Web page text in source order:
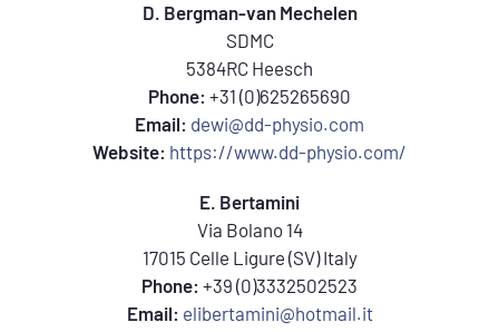
D. Bergman-van Mechelen
SDMC
5384RC Heesch
Phone: +31 (0)625265690
Email: dewi@dd-physio.com
Website: https://www.dd-physio.com/
E. Bertamini
Via Bolano 14
17015 Celle Ligure (SV) Italy
Phone: +39 (0)3332502523
Email: elibertamini@hotmail.it